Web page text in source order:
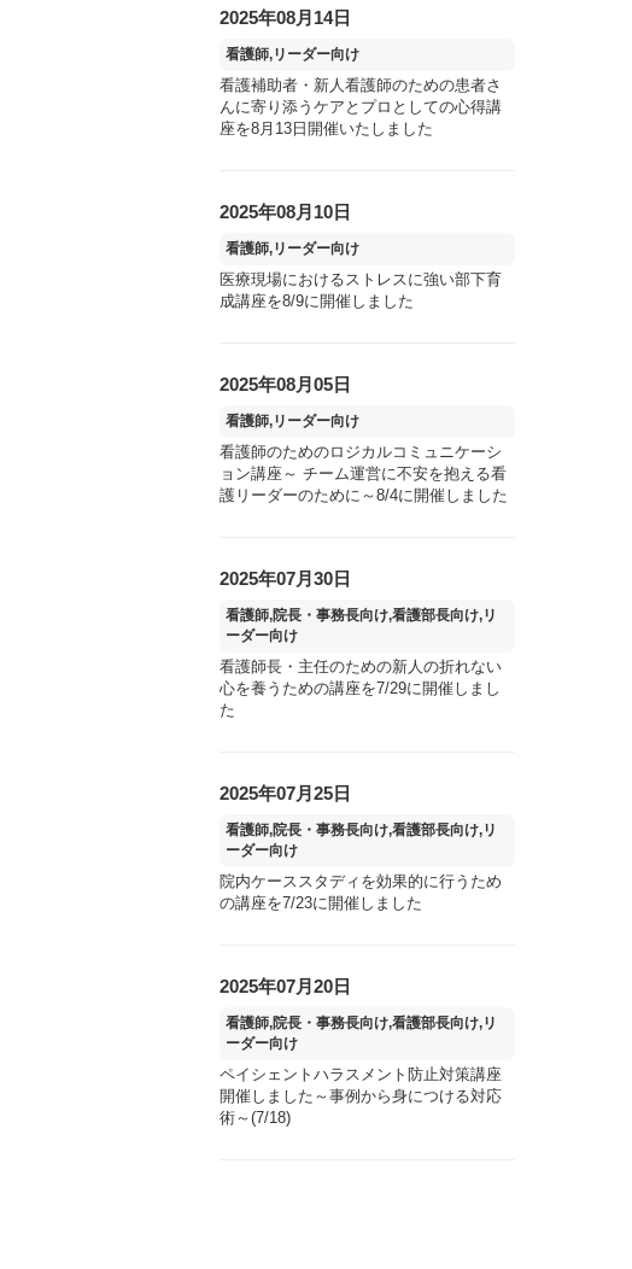
2025年08月14日
看護師,リーダー向け
看護補助者・新人看護師のための患者さ
んに寄り添うケアとプロとしての心得講
座を8月13日開催いたしました
2025年08月10日
看護師,リーダー向け
医療現場におけるストレスに強い部下育
成講座を8/9に開催しました
2025年08月05日
看護師,リーダー向け
看護師のためのロジカルコミュニケーシ
ョン講座～ チーム運営に不安を抱える看
護リーダーのために～8/4に開催しました
2025年07月30日
看護師,院長・事務長向け,看護部長向け,リ
ーダー向け
看護師長・主任のための新人の折れない
心を養うための講座を7/29に開催しまし
た
2025年07月25日
看護師,院長・事務長向け,看護部長向け,リ
ーダー向け
院内ケーススタディを効果的に行うため
の講座を7/23に開催しました
2025年07月20日
看護師,院長・事務長向け,看護部長向け,リ
ーダー向け
ペイシェントハラスメント防止対策講座
開催しました～事例から身につける対応
術～(7/18)